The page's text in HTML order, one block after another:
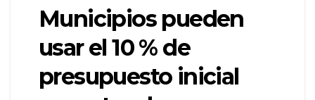
Municipios pueden
usar el 10 % de
presupuesto inicial